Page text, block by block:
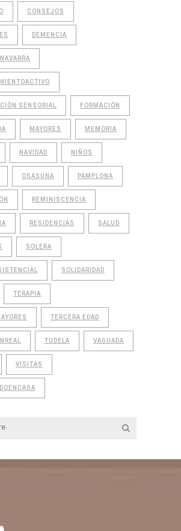
CONSEJOS
DEMENCIA
SENSORIAL FORMACIÓN
MAYORES MEMORIA
NAVIDAD NIÑOS
OSASUNA PAMPLONA
REMINISCENCIA
RESIDENCIAS SALUD
SOLERA
SOLIDARIDAD
TERAPIA
TERCERA EDAD
TUDELA VAGUADA
VISITAS